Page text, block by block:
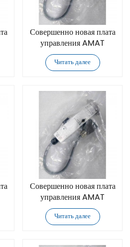
Совершенно новая плата
управления AMAT
Applied Materials
0010-35292
Читать далее
Совершенно новая плата
управления AMAT
Applied Materials
0010-44732
Читать далее